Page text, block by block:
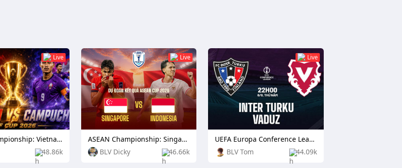
Live
48.86k
ASEAN Championship: Vietnam vs Cambodia
Live
BLV Dicky 46.66k
ASEAN Championship: Singapore vs Indonesia
Live
BLV Tom 44.09k
UEFA Europa Conference League: TPS Turku vs Independiente Rivadavia